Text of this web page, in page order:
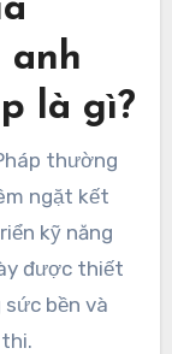
anh
là gì?
thường
ngặt kết
kỹ năng
được thiết
bền và